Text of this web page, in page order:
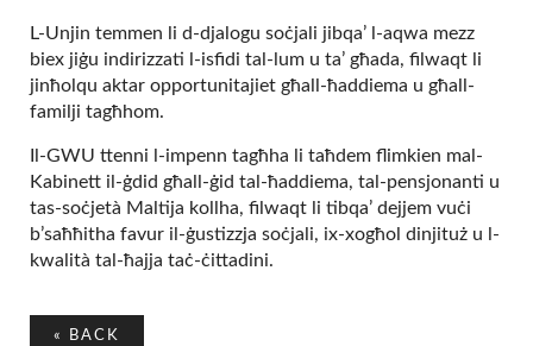
L-Unjin temmen li d-djalogu soċjali jibqa’ l-aqwa mezz
biex jiġu indirizzati l-isfidi tal-lum u ta’ għada, filwaqt li
jinħolqu aktar opportunitajiet għall-ħaddiema u għall-
familji tagħhom.
Il-GWU ttenni l-impenn tagħha li taħdem flimkien mal-
Kabinett il-ġdid għall-ġid tal-ħaddiema, tal-pensjonanti u
tas-soċjetà Maltija kollha, filwaqt li tibqa’ dejjem vuċi
b’saħħitha favur il-ġustizzja soċjali, ix-xogħol dinjituż u l-
kwalità tal-ħajja taċ-ċittadini.
« BACK